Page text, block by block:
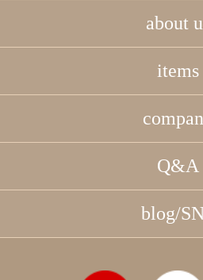
about
items
Q&A
blog/